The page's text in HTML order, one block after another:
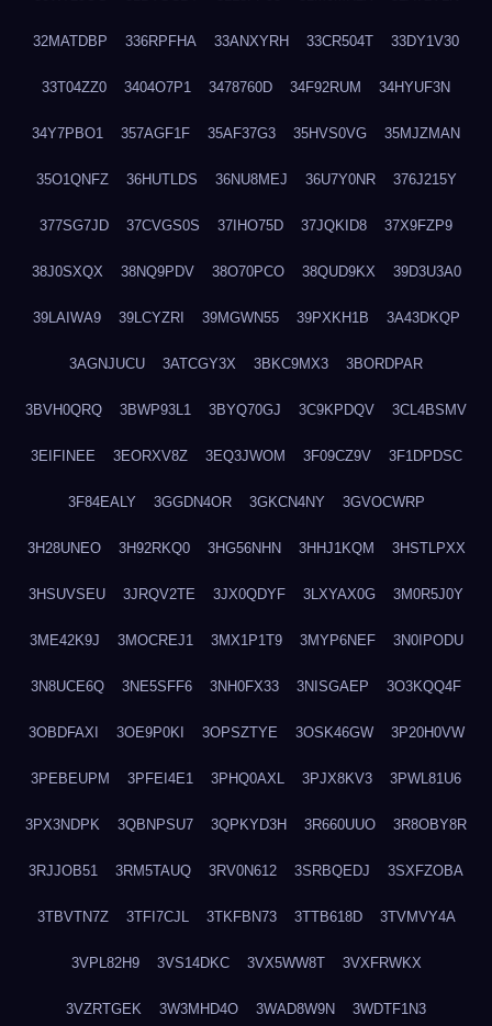
32MATDBP 336RPFHA 33ANXYRH 33CR504T 33DY1V30
33T04ZZ0 3404O7P1 3478760D 34F92RUM 34HYUF3N
34Y7PBO1 357AGF1F 35AF37G3 35HVS0VG 35MJZMAN
35O1QNFZ 36HUTLDS 36NU8MEJ 36U7Y0NR 376J215Y
377SG7JD 37CVGS0S 37IHO75D 37JQKID8 37X9FZP9
38J0SXQX 38NQ9PDV 38O70PCO 38QUD9KX 39D3U3A0
39LAIWA9 39LCYZRI 39MGWN55 39PXKH1B 3A43DKQP
3AGNJUCU 3ATCGY3X 3BKC9MX3 3BORDPAR
3BVH0QRQ 3BWP93L1 3BYQ70GJ 3C9KPDQV 3CL4BSMV
3EIFINEE 3EORXV8Z 3EQ3JWOM 3F09CZ9V 3F1DPDSC
3F84EALY 3GGDN4OR 3GKCN4NY 3GVOCWRP
3H28UNEO 3H92RKQ0 3HG56NHN 3HHJ1KQM 3HSTLPXX
3HSUVSEU 3JRQV2TE 3JX0QDYF 3LXYAX0G 3M0R5J0Y
3ME42K9J 3MOCREJ1 3MX1P1T9 3MYP6NEF 3N0IPODU
3N8UCE6Q 3NE5SFF6 3NH0FX33 3NISGAEP 3O3KQQ4F
3OBDFAXI 3OE9P0KI 3OPSZTYE 3OSK46GW 3P20H0VW
3PEBEUPM 3PFEI4E1 3PHQ0AXL 3PJX8KV3 3PWL81U6
3PX3NDPK 3QBNPSU7 3QPKYD3H 3R660UUO 3R8OBY8R
3RJJOB51 3RM5TAUQ 3RV0N612 3SRBQEDJ 3SXFZOBA
3TBVTN7Z 3TFI7CJL 3TKFBN73 3TTB618D 3TVMVY4A
3VPL82H9 3VS14DKC 3VX5WW8T 3VXFRWKX
3VZRTGEK 3W3MHD4O 3WAD8W9N 3WDTF1N3